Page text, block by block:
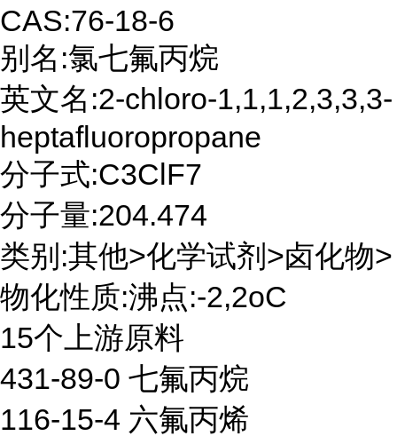
CAS:76-18-6
别名:氯七氟丙烷
英文名:2-chloro-1,1,1,2,3,3,3-
heptafluoropropane
分子式:C3ClF7
分子量:204.474
类别:其他>化学试剂>卤化物>
物化性质:沸点:-2,2oC
15个上游原料
431-89-0 七氟丙烷
116-15-4 六氟丙烯